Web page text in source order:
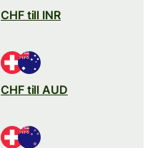
CHF till INR
CHF till AUD